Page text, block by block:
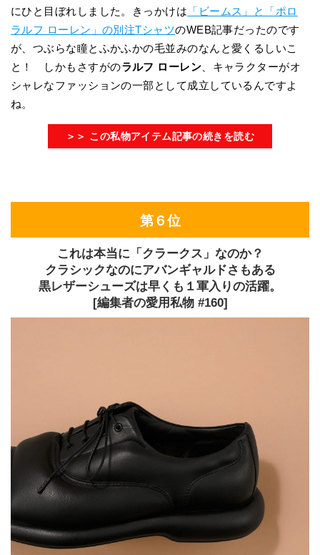
にひと目ぼれしました。きっかけは 「ビームス」と「ポロ
ラルフ ローレン」の別注TシャツのWEB記事だったのです
が、つぶらな瞳とふかふかの毛並みのなんと愛くるしいこ
と！ しかもさすがのラルフ ローレン 、キャラクターがオ
シャレなファッションの一部として成立しているんですよ
ね。
＞＞ この私物アイテム記事の続きを読む
第６位
これは本当に「クラークス」なのか？
クラシックなのにアバンギャルドさもある
黒レザーシューズは早くも１軍入りの活躍。
[編集者の愛用私物 #160]